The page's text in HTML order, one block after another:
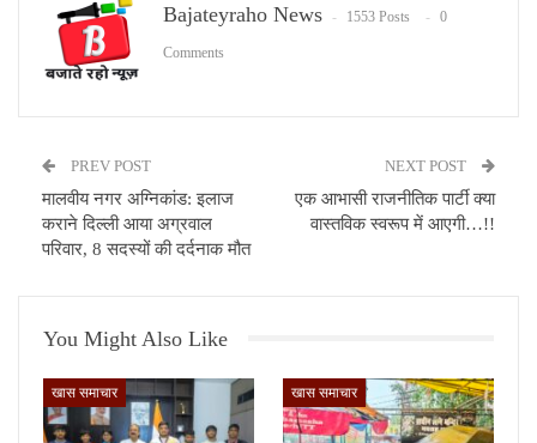
Bajateyraho News 1553 Posts 0
Comments
PREV POST
मालवीय नगर अग्निकांड: इलाज
कराने दिल्ली आया अग्रवाल
परिवार, 8 सदस्यों की दर्दनाक मौत
NEXT POST
एक आभासी राजनीतिक पार्टी क्या
वास्तविक स्वरूप में आएगी…!!
You Might Also Like
खास समाचार खास समाचार